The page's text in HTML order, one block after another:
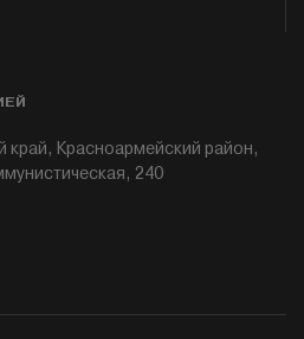
край, Красноармейский район,
240